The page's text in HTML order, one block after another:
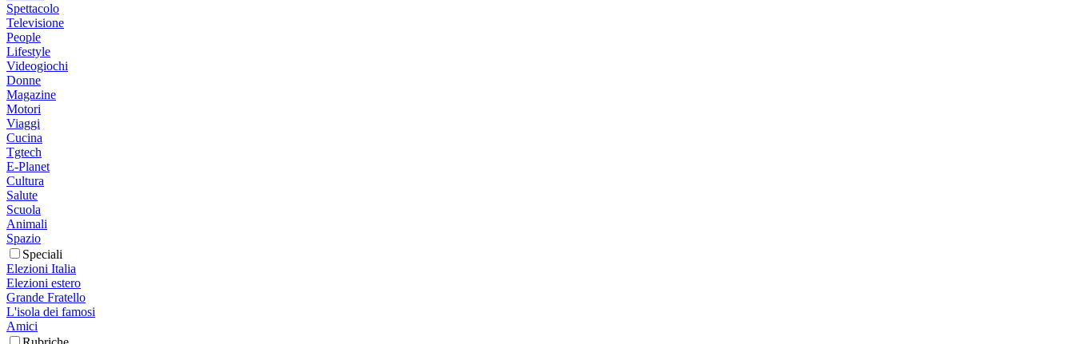
Spettacolo
Televisione
People
Lifestyle
Videogiochi
Donne
Magazine
Motori
Viaggi
Cucina
Tgtech
E-Planet
Cultura
Salute
Scuola
Animali
Spazio
Speciali
Elezioni Italia
Elezioni estero
Grande Fratello
L'isola dei famosi
Amici